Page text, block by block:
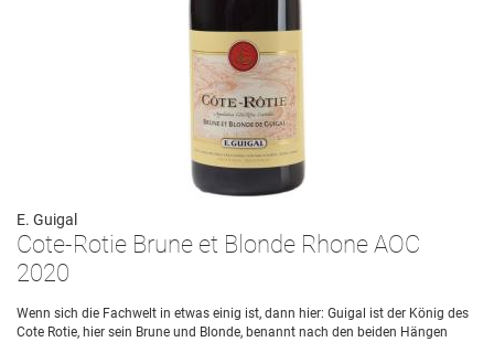
E. Guigal
Cote-Rotie Brune et Blonde Rhone AOC
2020
Wenn sich die Fachwelt in etwas einig ist, dann hier: Guigal ist der König des
Cote Rotie, hier sein Brune und Blonde, benannt nach den beiden Hängen